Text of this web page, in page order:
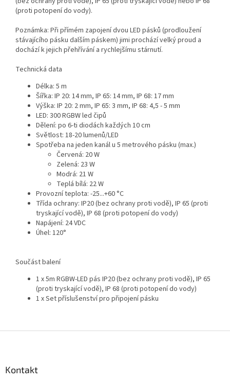
(proti potopení do vody).
Poznámka: Při přímém zapojení dvou LED pásků (prodloužení
stávajícího pásku dalším páskem) jimi prochází velký proud a
dochází k jejich přehřívání a rychlejšímu stárnutí.
Technická data
Délka: 5 m
Šířka: IP 20: 14 mm, IP 65: 14 mm, IP 68: 17 mm
Výška: IP 20: 2 mm, IP 65: 3 mm, IP 68: 4,5 - 5 mm
LED: 300 RGBW led čipů
Dělení: po 6-ti diodách každých 10 cm
Světlost: 18-20 lumenů/LED
Spotřeba na jeden kanál u 5 metrového pásku (max.)
Červená: 20 W
Zelená: 23 W
Modrá: 21 W
Teplá bílá: 22 W
Provozní teplota: -25...+60 °C
Třída ochrany: IP20 (bez ochrany proti vodě), IP 65 (proti
tryskající vodě), IP 68 (proti potopení do vody)
Napájení: 24 VDC
Úhel: 120°
Součást balení
1 x 5m RGBW-LED pás IP20 (bez ochrany proti vodě), IP 65
(proti tryskající vodě), IP 68 (proti potopení do vody)
1 x Set příslušenství pro připojení pásku
Kontakt